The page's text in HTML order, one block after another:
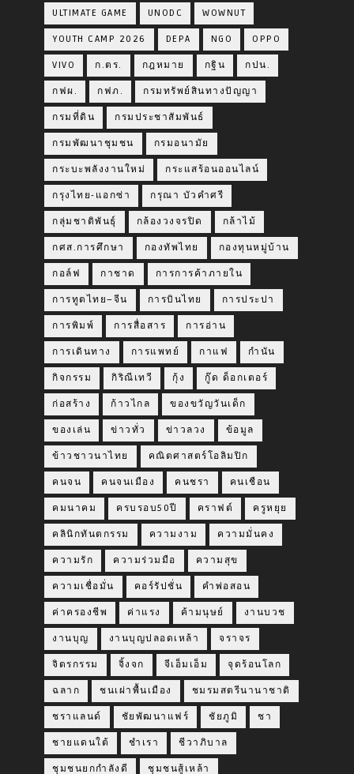
ULTIMATE GAME UNODC WOWNUT
YOUTH CAMP 2026 DEPA NGO OPPO
VIVO ก.ตร. กฎหมาย กฐิน กปน.
กฟผ. กฟภ. กรมทรัพย์สินทางปัญญา
กรมที่ดิน กรมประชาสัมพันธ์
กรมพัฒนาชุมชน กรมอนามัย
กระบะพลังงานใหม่ กระแสร้อนออนไลน์
กรุงไทย-แอกซ่า กรุณา บัวคำศรี
กลุ่มชาติพันธุ์ กล้องวงจรปิด กล้าไม้
กศส.การศึกษา กองทัพไทย กองทุนหมู่บ้าน
กอล์ฟ กาชาด การการค้าภายใน
การทูตไทย–จีน การบินไทย การประปา
การพิมพ์ การสื่อสาร การอ่าน
การเดินทาง การแพทย์ กาแฟ กำนัน
กิจกรรม กิริณีเทวี กุ้ง กู๊ด ด็อกเตอร์
ก่อสร้าง ก้าวไกล ของขวัญวันเด็ก
ของเล่น ข่าวทั่ว ข่าวลวง ข้อมูล
ข้าวชาวนาไทย คณิตศาสตร์โอลิมปิก
คนจน คนจนเมือง คนชรา คนเชือน
คมนาคม ครบรอบ50ปี คราฟต์ ครูหยุย
คลินิกทันตกรรม ความงาม ความมั่นคง
ความรัก ความร่วมมือ ความสุข
ความเชื่อมั่น คอร์รัปชั่น คำพ่อสอน
ค่าครองชีพ ค่าแรง ค้ามนุษย์ งานบวช
งานบุญ งานบุญปลอดเหล้า จราจร
จิตรกรรม จิ้งจก จีเอ็มเอ็ม จุดร้อนโลก
ฉลาก ชนเผ่าพื้นเมือง ชมรมสตรีนานาชาติ
ชราแลนด์ ชัยพัฒนาแฟร์ ชัยภูมิ ชา
ชายแดนใต้ ชำเรา ชีวาภิบาล
ชุมชนยกกำลังดี ชุมชนสู้เหล้า